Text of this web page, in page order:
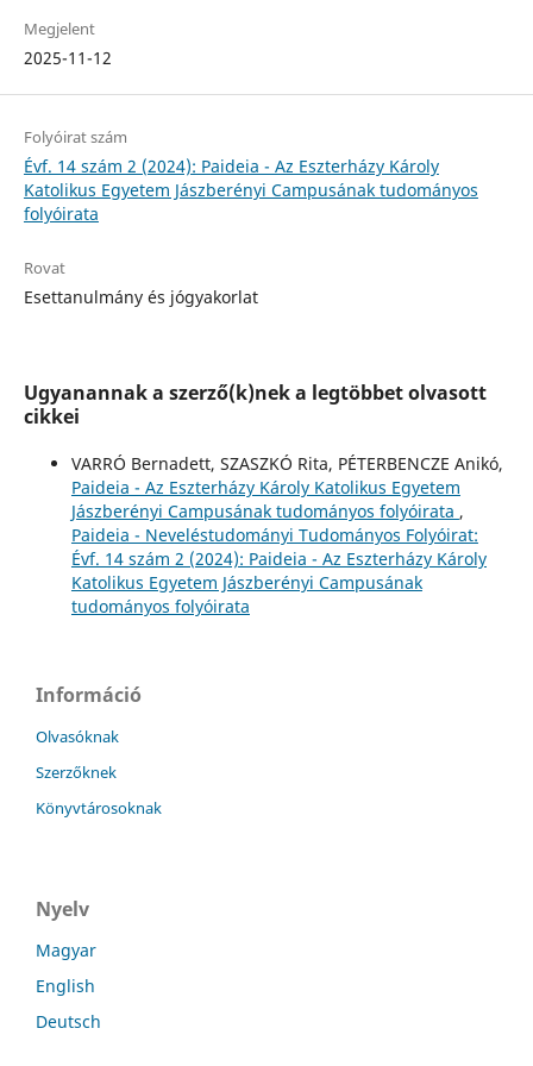
Megjelent
2025-11-12
Folyóirat szám
Évf. 14 szám 2 (2024): Paideia - Az Eszterházy Károly
Katolikus Egyetem Jászberényi Campusának tudományos
folyóirata
Rovat
Esettanulmány és jógyakorlat
Ugyanannak a szerző(k)nek a legtöbbet olvasott
cikkei
VARRÓ Bernadett, SZASZKÓ Rita, PÉTERBENCZE Anikó,
Paideia - Az Eszterházy Károly Katolikus Egyetem
Jászberényi Campusának tudományos folyóirata ,
Paideia - Neveléstudományi Tudományos Folyóirat:
Évf. 14 szám 2 (2024): Paideia - Az Eszterházy Károly
Katolikus Egyetem Jászberényi Campusának
tudományos folyóirata
Információ
Olvasóknak
Szerzőknek
Könyvtárosoknak
Nyelv
Magyar
English
Deutsch